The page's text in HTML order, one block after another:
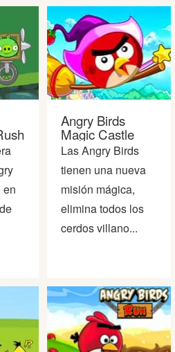
en
Angry Birds
Magic Castle
Las Angry Birds
tienen una nueva
misión mágica,
elimina todos los
cerdos villano...